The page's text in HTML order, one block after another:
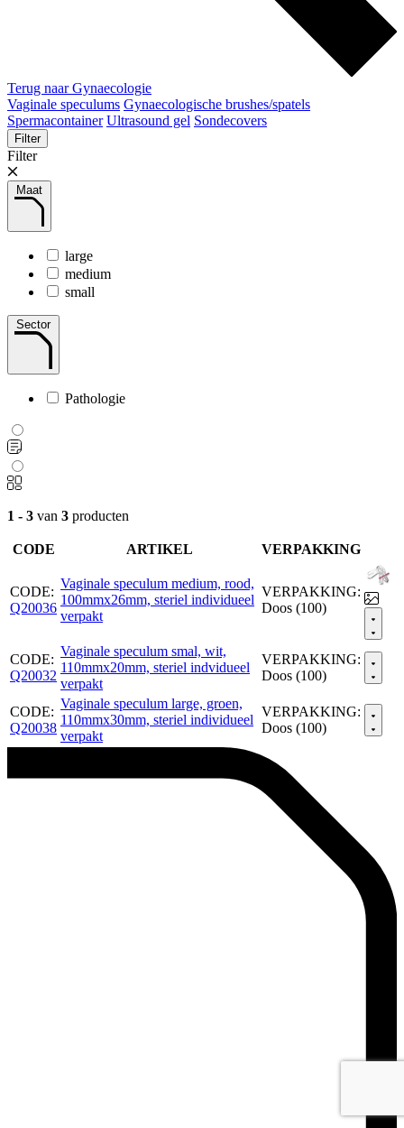
Terug naar Gynaecologie
Vaginale speculums Gynaecologische brushes/spatels
Spermacontainer Ultrasound gel Sondecovers
Filter
Filter
Maat
large
medium
small
Sector
Pathologie
1 - 3 van 3 producten
CODE ARTIKEL VERPAKKING
CODE:
Q20036
Vaginale speculum medium, rood,
100mmx26mm, steriel individueel
verpakt
VERPAKKING:
Doos (100)
CODE:
Q20032
Vaginale speculum smal, wit,
110mmx20mm, steriel indvidueel
verpakt
VERPAKKING:
Doos (100)
CODE:
Q20038
Vaginale speculum large, groen,
110mmx30mm, steriel individueel
verpakt
VERPAKKING:
Doos (100)